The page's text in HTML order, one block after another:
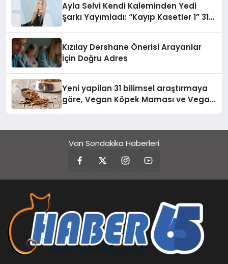
Ayla Selvi Kendi Kaleminden Yedi
Şarkı Yayımladı: “Kayıp Kasetler 1” 31
Kızılay Dershane Önerisi Arayanlar
İçin Doğru Adres
Yeni yapilan 31 bilimsel araştırmaya
göre, Vegan Köpek Maması ve Vegan
Van Sondakika Haberleri